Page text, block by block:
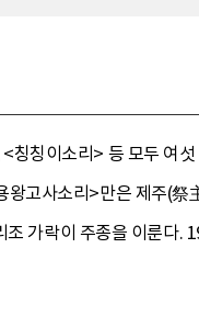
칭칭이소리> 등 모두 여
고사소리>만은 제주(祭
가락이 주종을 이룬다.